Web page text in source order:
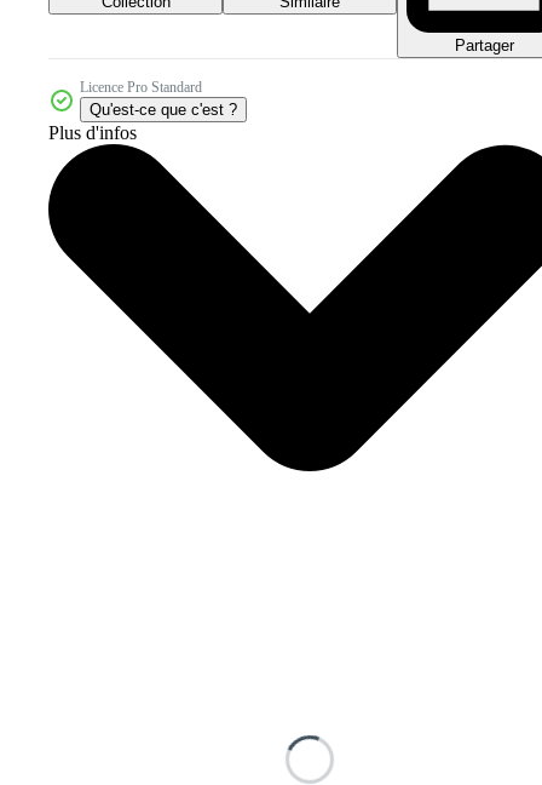
Partager
Licence Pro Standard
Qu'est-ce que c'est ?
Plus d'infos